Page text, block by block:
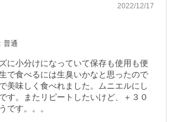
2022/12/17
： 普通
に小分けになっていて保存も使用も便
で食べるには生臭いかなと思ったので
美味しく食べれました。ムニエルにし
す。またリピートしたいけど、＋３０
です。。。